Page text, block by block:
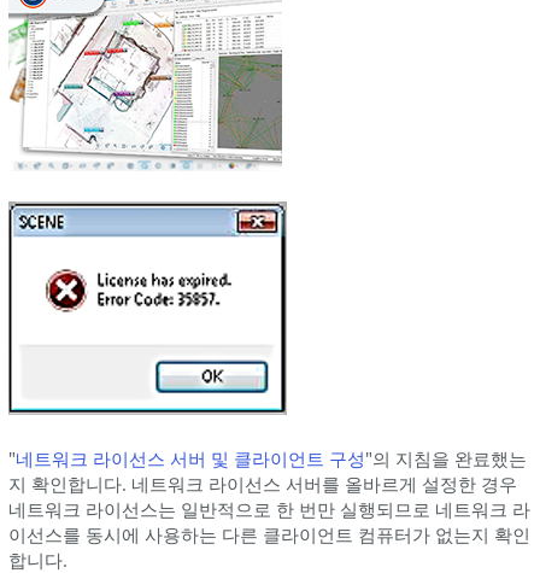
"네트워크 라이선스 서버 및 클라이언트 구성"의 지침을 완료했는
지 확인합니다. 네트워크 라이선스 서버를 올바르게 설정한 경우
네트워크 라이선스는 일반적으로 한 번만 실행되므로 네트워크 라
이선스를 동시에 사용하는 다른 클라이언트 컴퓨터가 없는지 확인
합니다.